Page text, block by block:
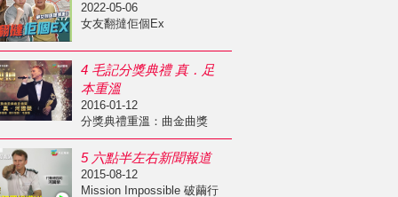
2022-05-06
女友翻撻佢個Ex
4 毛記分獎典禮 真．足
本重溫
2016-01-12
分獎典禮重溫：曲金曲獎
5 六點半左右新聞報道
2015-08-12
Mission Impossible 破繭行